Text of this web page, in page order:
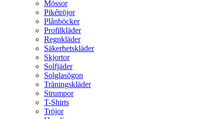
Mössor
Pikétröjor
Plånböcker
Profilkläder
Regnkläder
Säkerhetskläder
Skjortor
Solfjäder
Solglasögon
Träningskläder
Strumpor
T-Shirts
Tröjor